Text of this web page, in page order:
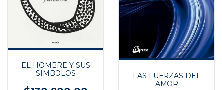
EL HOMBRE Y SUS
SIMBOLOS
LAS FUERZAS DEL
AMOR